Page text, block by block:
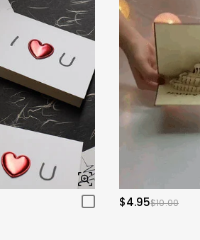
$4.95$10.00